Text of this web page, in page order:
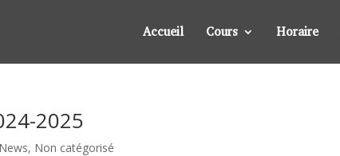
Accueil Cours Horaire
2025
News, Non catégorisé